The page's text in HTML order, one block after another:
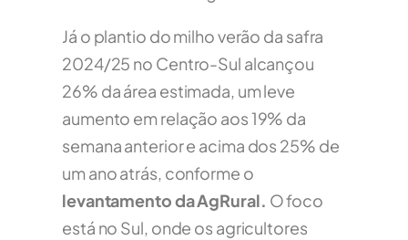
Já o plantio do milho verão da safra
2024/25 no Centro-Sul alcançou
26% da área estimada, um leve
aumento em relação aos 19% da
semana anterior e acima dos 25% de
um ano atrás, conforme o
levantamento da AgRural. O foco
está no Sul, onde os agricultores